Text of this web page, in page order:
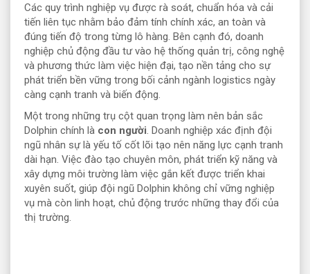
Các quy trình nghiệp vụ được rà soát, chuẩn hóa và cải
tiến liên tục nhằm bảo đảm tính chính xác, an toàn và
đúng tiến độ trong từng lô hàng. Bên cạnh đó, doanh
nghiệp chủ động đầu tư vào hệ thống quản trị, công nghệ
và phương thức làm việc hiện đại, tạo nền tảng cho sự
phát triển bền vững trong bối cảnh ngành logistics ngày
càng cạnh tranh và biến động.
Một trong những trụ cột quan trọng làm nên bản sắc
Dolphin chính là con người . Doanh nghiệp xác định đội
ngũ nhân sự là yếu tố cốt lõi tạo nên năng lực cạnh tranh
dài hạn. Việc đào tạo chuyên môn, phát triển kỹ năng và
xây dựng môi trường làm việc gắn kết được triển khai
xuyên suốt, giúp đội ngũ Dolphin không chỉ vững nghiệp
vụ mà còn linh hoạt, chủ động trước những thay đổi của
thị trường.